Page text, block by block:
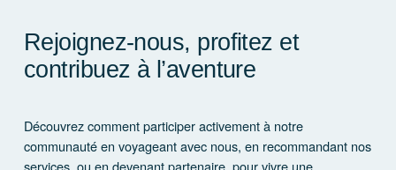
Rejoignez-nous, profitez et
contribuez à l’aventure
Découvrez comment participer activement à notre
communauté en voyageant avec nous, en recommandant nos
services, ou en devenant partenaire, pour vivre une